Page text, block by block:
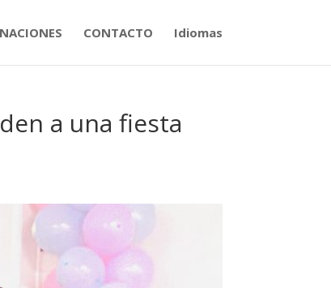
CONTACTO Idiomas
a una fiesta